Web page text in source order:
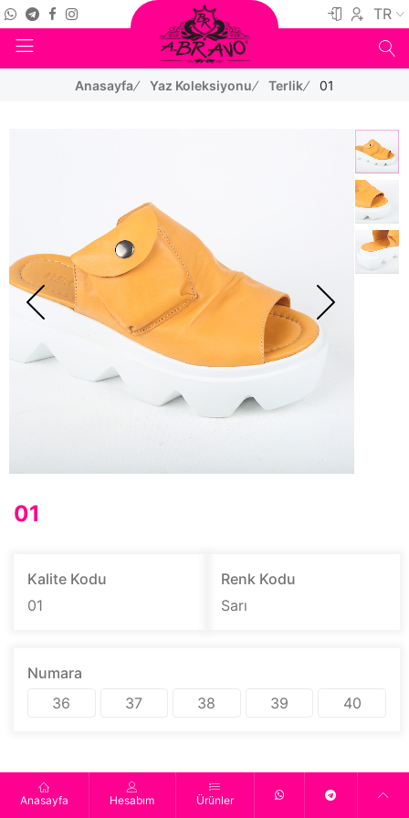
TR
Anasayfa Yaz Koleksiyonu Terlik 01
01
Kalite Kodu
01
Renk Kodu
Sarı
Numara
36
37 38 39 40
Anasayfa Hesabım Ürünler